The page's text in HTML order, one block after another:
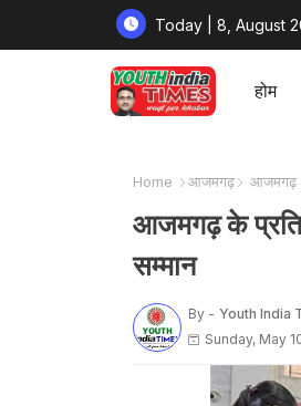
Today | 8, August
होम
Home आजमगढ़ आजमगढ़
आजमगढ़ के
सम्मान
By - Youth India
Sunday, May